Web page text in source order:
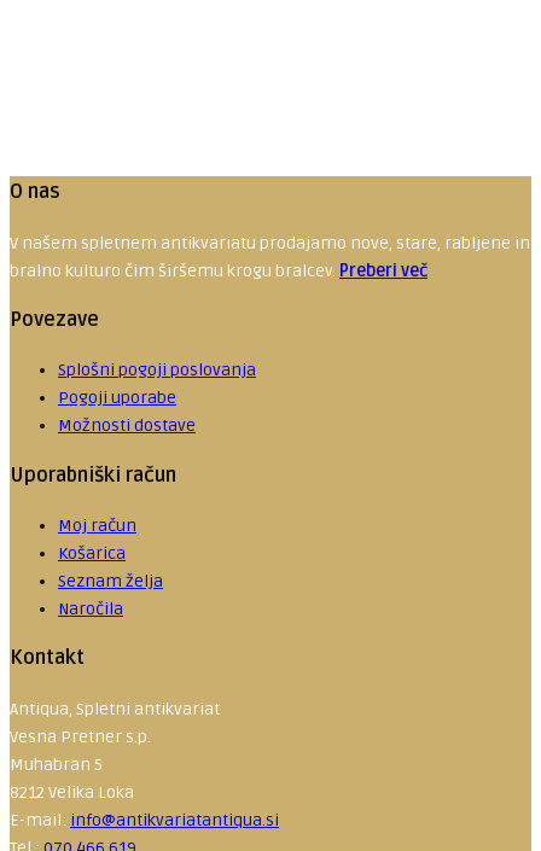
O nas
V našem spletnem antikvariatu prodajamo nove, stare, rabljene in
bralno kulturo čim širšemu krogu bralcev. Preberi več
Povezave
Splošni pogoji poslovanja
Pogoji uporabe
Možnosti dostave
Uporabniški račun
Moj račun
Košarica
Seznam želja
Naročila
Kontakt
Antiqua, Spletni antikvariat
Vesna Pretner s.p.
Muhabran 5
8212 Velika Loka
E-mail: info@antikvariatantiqua.si